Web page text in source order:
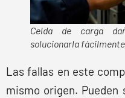
Celda de carga
solucionarla
Las fallas en este
mismo origen. Pueden